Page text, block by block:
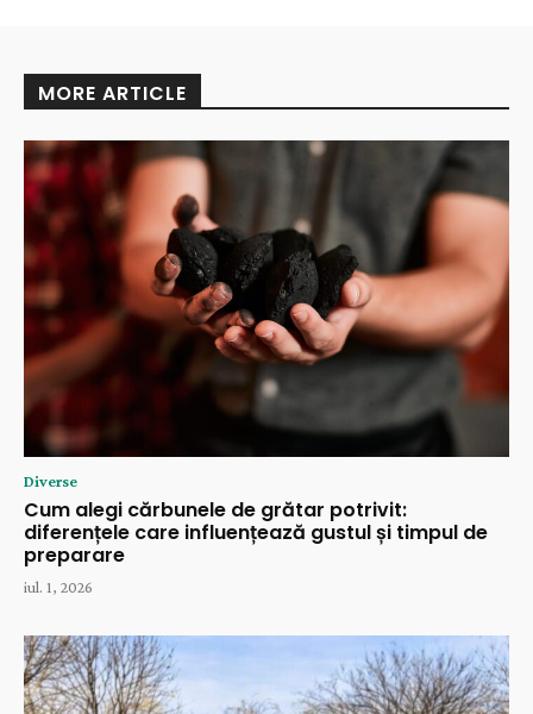
MORE ARTICLE
Diverse
Cum alegi cărbunele de grătar potrivit:
diferențele care influențează gustul și timpul de
preparare
iul. 1, 2026